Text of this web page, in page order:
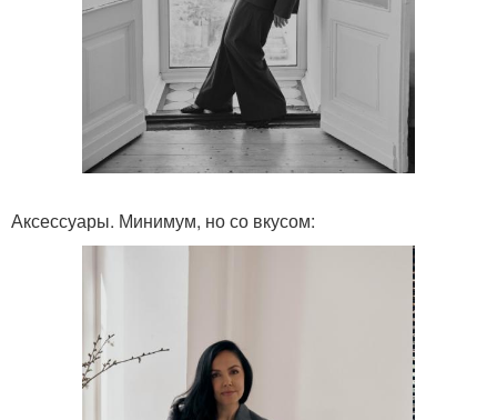
Аксессуары. Минимум, но со вкусом: